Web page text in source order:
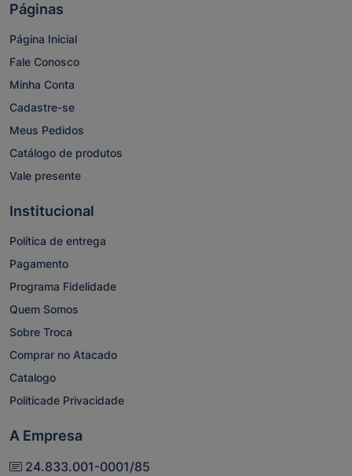
Páginas
Página Inicial
Fale Conosco
Minha Conta
Cadastre-se
Meus Pedidos
Catálogo de produtos
Vale presente
Institucional
Política de entrega
Pagamento
Programa Fidelidade
Quem Somos
Sobre Troca
Comprar no Atacado
Catalogo
Politicade Privacidade
A Empresa
24.833.001-0001/85